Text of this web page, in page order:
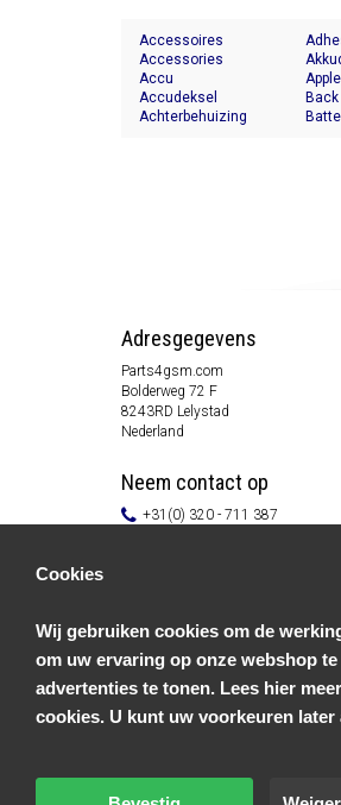
Accessoires
Accessories
Accu
Accudeksel
Achterbehuizing
Apple
Adresgegevens
Parts4gsm.com
Bolderweg 72 F
8243RD Lelystad
Nederland
Neem contact op
+31(0) 320 - 711 387
Klantenservice
Algemene voorwaarden
Privacy Policy
Disclaimer
Betaal informatie
Cookies
Wij gebruiken cookies om de
om uw ervaring op onze webshop
advertenties te tonen. Lees hier
cookies. U kunt uw voorkeuren